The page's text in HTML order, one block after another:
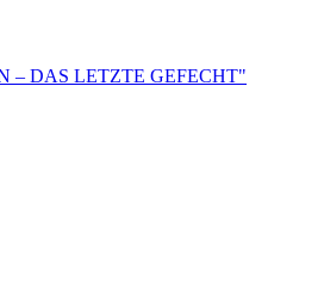
– DAS LETZTE GEFECHT"